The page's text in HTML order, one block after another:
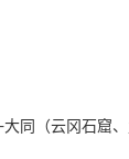
同（云冈石窟